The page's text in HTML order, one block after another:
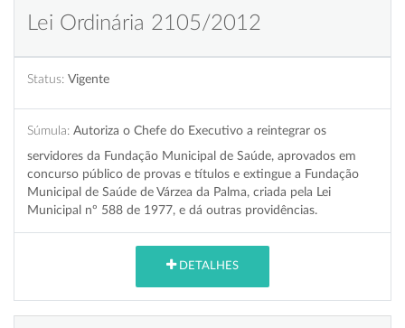
Lei Ordinária 2105/2012
Status: Vigente
Súmula: Autoriza o Chefe do Executivo a reintegrar os
servidores da Fundação Municipal de Saúde, aprovados em
concurso público de provas e títulos e extingue a Fundação
Municipal de Saúde de Várzea da Palma, criada pela Lei
Municipal nº 588 de 1977, e dá outras providências.
DETALHES